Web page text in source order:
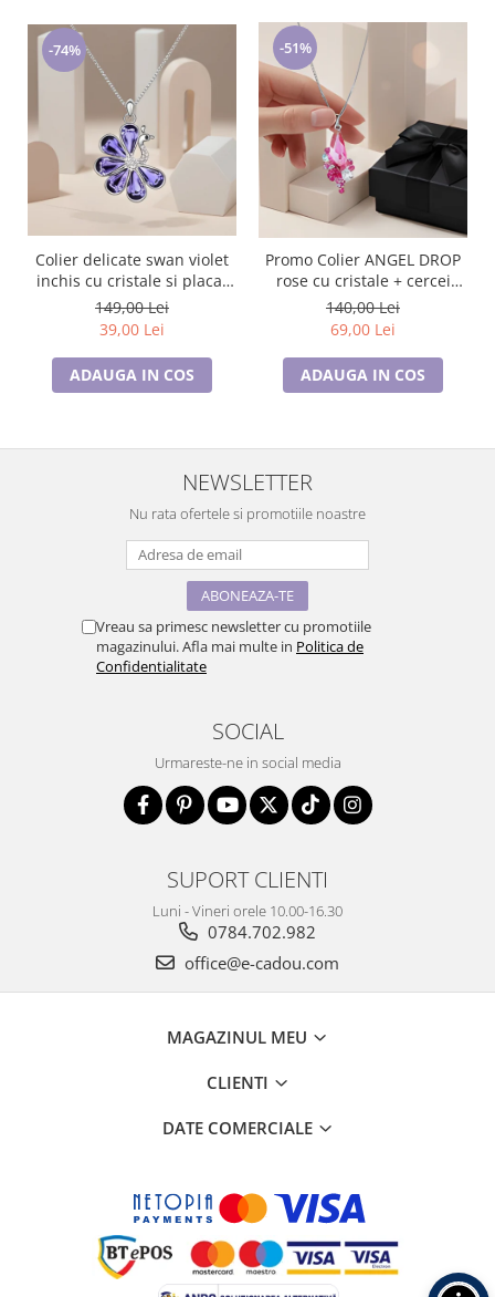
-74%
Colier delicate swan violet
inchis cu cristale si placat
cu aur
149,00 Lei
39,00 Lei
ADAUGA IN COS
-51%
Promo Colier ANGEL DROP
rose cu cristale + cercei
asortati CADOU
140,00 Lei
69,00 Lei
ADAUGA IN COS
NEWSLETTER
Nu rata ofertele si promotiile noastre
Vreau sa primesc newsletter cu promotiile
magazinului. Afla mai multe in Politica de
Confidentialitate
SOCIAL
Urmareste-ne in social media
SUPORT CLIENTI
Luni - Vineri orele 10.00-16.30
0784.702.982
office@e-cadou.com
MAGAZINUL MEU
CLIENTI
DATE COMERCIALE